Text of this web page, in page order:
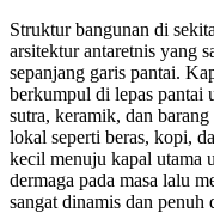
Struktur bangunan di
arsitektur antaretnis yang
sepanjang garis pantai.
berkumpul di lepas pantai
sutra, keramik, dan
lokal seperti beras, kopi,
kecil menuju kapal utama
dermaga pada masa lalu
sangat dinamis dan penuh